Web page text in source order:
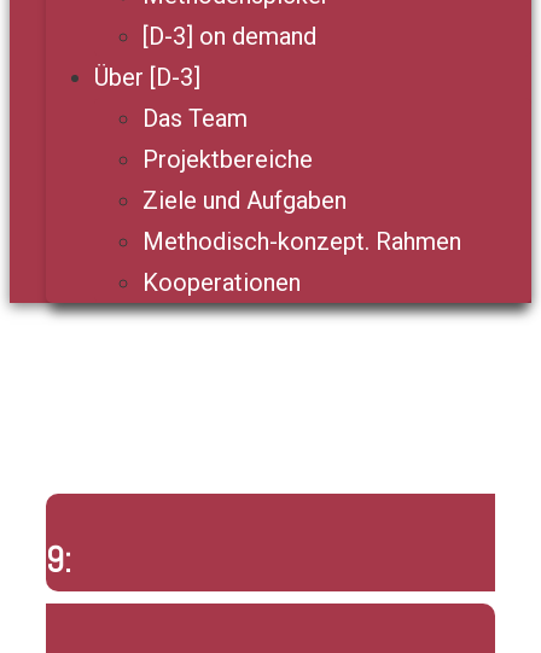
[D-3] on demand
Über [D-3]
Das Team
Projektbereiche
Ziele und Aufgaben
Methodisch-konzept. Rahmen
Kooperationen
9: